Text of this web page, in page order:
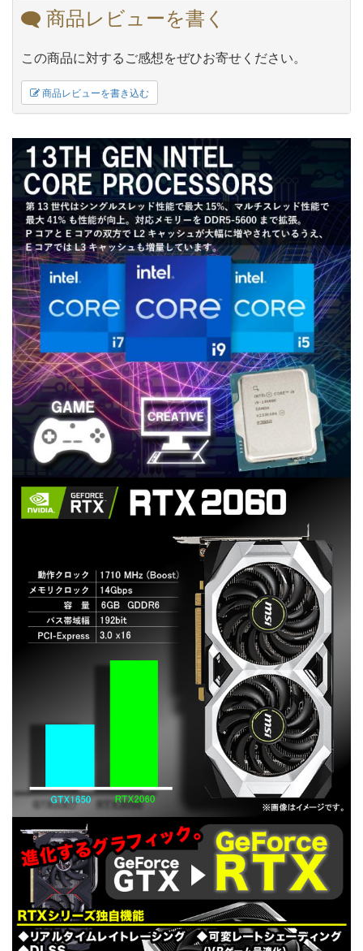
商品レビューを書く
この商品に対するご感想をぜひお寄せください。
商品レビューを書き込む